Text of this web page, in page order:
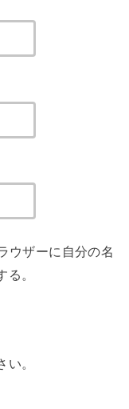
ウザーに自分の名
。
い。